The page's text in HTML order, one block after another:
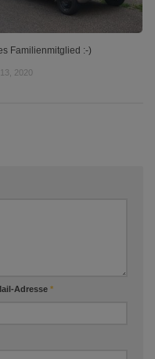
Familienmitglied :-)
2020
Adresse *